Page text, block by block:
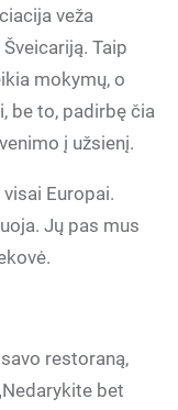
veža
Taip
mokymų, o
be to, padirbę čia
į užsienį.
Europai.
Jų pas mus
restoraną,
bet